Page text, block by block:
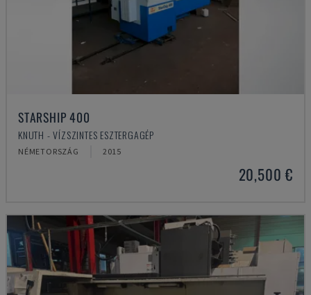
STARSHIP 400
KNUTH - VÍZSZINTES ESZTERGAGÉP
NÉMETORSZÁG 2015
20,500 €